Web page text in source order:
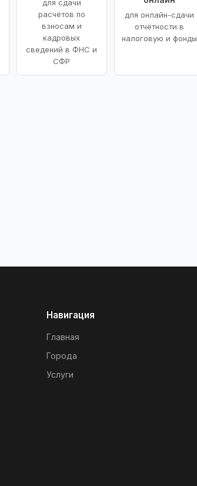
для сдачи
расчётов по
взносам и
кадровых
сведений в ФНС и
СФР
для онлайн-сдачи
отчётности в
налоговую и фонды
Навигация
Главная
Города
Услуги